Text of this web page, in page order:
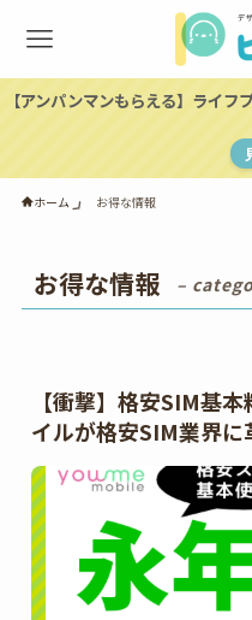
【アンパンマンもらえる】ライ
ホーム お得な情報
お得な情報 –
【衝撃】格安SIM基
イルが格安SIM業界に